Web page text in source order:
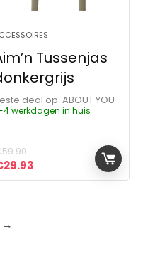
Tussenjas
deal op:
ABOUT YOU
4 werkdagen in huis
59.90
prijs
29.93 Huidige prijs is:
→